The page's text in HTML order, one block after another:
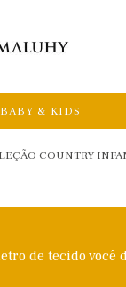
BABY & KIDS
COUNTRY
de tecido